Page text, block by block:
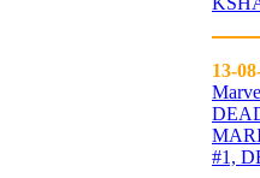
13-
#1,